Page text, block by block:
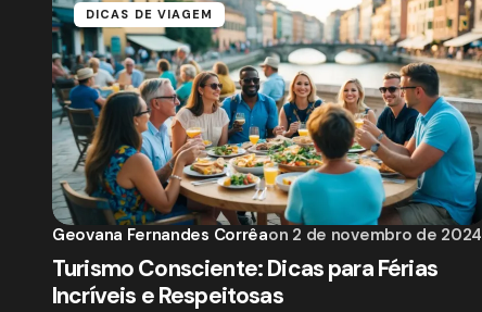
DICAS DE VIAGEM
Geovana Fernandes Corrêaon 2 de novembro de 2024
Turismo Consciente: Dicas para Férias
Incríveis e Respeitosas